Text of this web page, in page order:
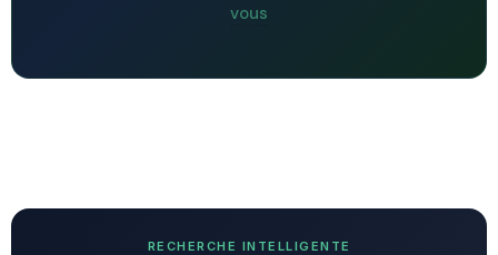
vous
RECHERCHE INTELLIGENTE